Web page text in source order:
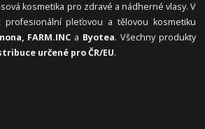
kosmetika pro zdravé a nádherné vlasy. V
profesionální pleťovou a tělovou kosmetiku
FARM.INC a Byotea. Všechny produkty
určené pro ČR/EU.